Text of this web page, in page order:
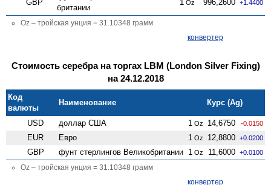
GBP
британии
1 Oz 996,2600 +1.4400
Oz – тройская унция = 31.10348 грамм
конвертер
Стоимость серебра на торгах LBM (London Silver Fixing)
на 24.12.2018
Код
валюты
Наименование Курс (Ag)
USD доллар США 1 Oz 14,6750 -0.0150
EUR Евро 1 Oz 12,8800 +0.0200
GBP фунт стерлингов Велико­британии 1 Oz 11,6000 +0.0100
Oz – тройская унция = 31.10348 грамм
конвертер